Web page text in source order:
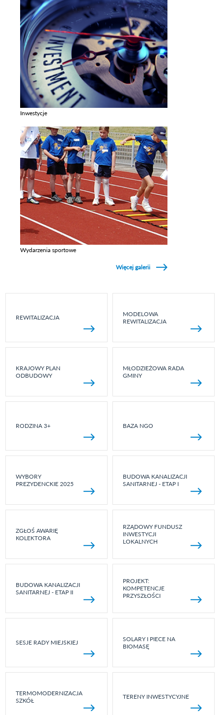
Inwestycje
Wydarzenia sportowe
Więcej galerii
REWITALIZACJA
MODELOWA
REWITALIZACJA
KRAJOWY PLAN
ODBUDOWY
MŁODZIEŻOWA RADA
GMINY
RODZINA 3+ BAZA NGO
WYBORY
PREZYDENCKIE 2025
BUDOWA KANALIZACJI
SANITARNEJ - ETAP I
ZGŁOŚ AWARIĘ
KOLEKTORA
RZĄDOWY FUNDUSZ
INWESTYCJI
LOKALNYCH
BUDOWA KANALIZACJI
SANITARNEJ - ETAP II
PROJEKT:
KOMPETENCJE
PRZYSZŁOŚCI
SESJE RADY MIEJSKIEJ
SOLARY I PIECE NA
BIOMASĘ
TERMOMODERNIZACJA
SZKÓŁ
TERENY INWESTYCYJNE